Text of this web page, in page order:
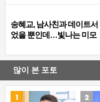
송혜교, 남사친과 데이트
었을 뿐인데…빛나는 미모
많이 본 포토